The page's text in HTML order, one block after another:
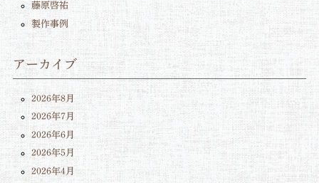
藤原啓祐
製作事例
アーカイブ
2026年8月
2026年7月
2026年6月
2026年5月
2026年4月